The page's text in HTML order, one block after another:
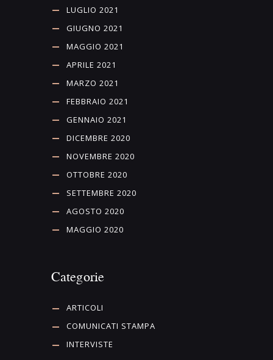
LUGLIO 2021
GIUGNO 2021
MAGGIO 2021
APRILE 2021
MARZO 2021
FEBBRAIO 2021
GENNAIO 2021
DICEMBRE 2020
NOVEMBRE 2020
OTTOBRE 2020
SETTEMBRE 2020
AGOSTO 2020
MAGGIO 2020
Categorie
ARTICOLI
COMUNICATI STAMPA
INTERVISTE